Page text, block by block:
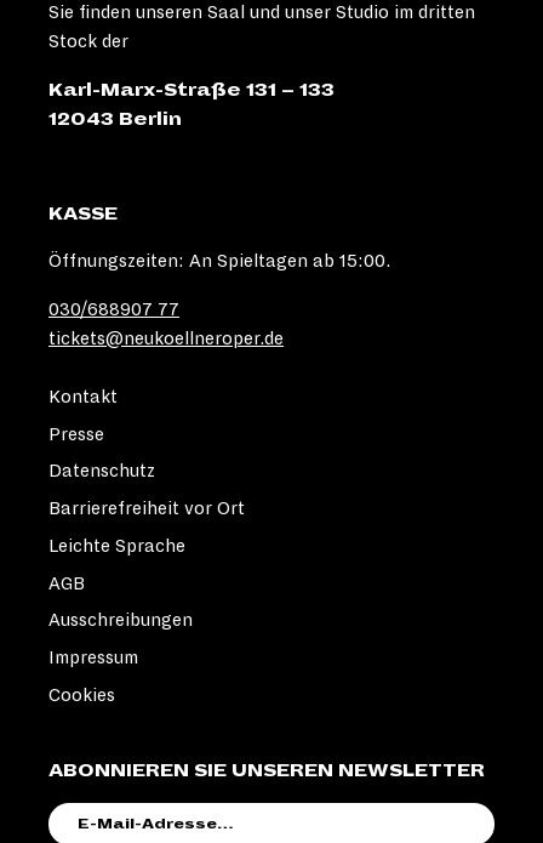
Sie finden unseren Saal und unser Studio im dritten
Stock der
Karl-Marx-Straße 131 – 133
12043 Berlin
KASSE
Öffnungszeiten: An Spieltagen ab 15:00.
030/688907 77
tickets@neukoellneroper.de
ABONNIEREN SIE UNSEREN NEWSLETTER
MAIL-
Kontakt
Presse
Datenschutz
Barrierefreiheit vor Ort
Leichte Sprache
AGB
Ausschreibungen
Impressum
Cookies